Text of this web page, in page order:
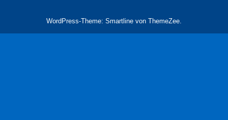
WordPress-Theme: Smartline von ThemeZee.